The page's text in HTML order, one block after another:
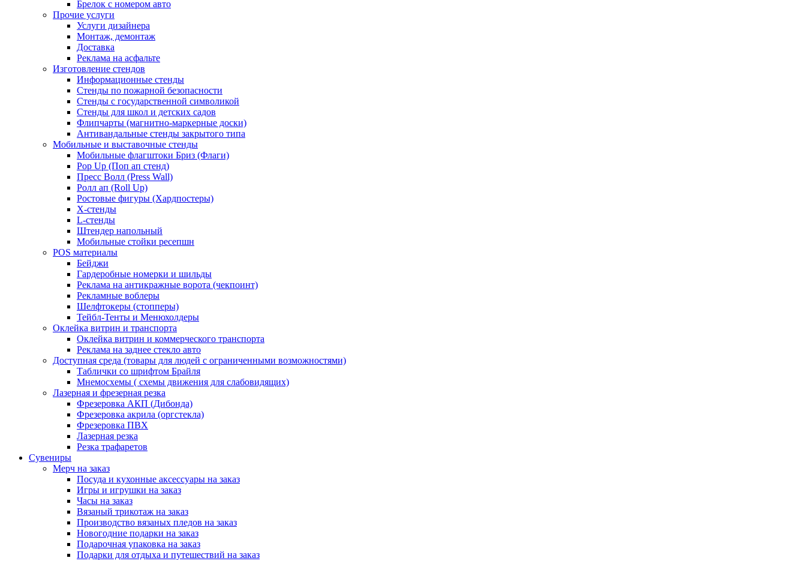
Брелок с номером авто
Прочие услуги
Услуги дизайнера
Монтаж, демонтаж
Доставка
Реклама на асфальте
Изготовление стендов
Информационные стенды
Стенды по пожарной безопасности
Стенды с государственной символикой
Стенды для школ и детских садов
Флипчарты (магнитно-маркерные доски)
Антивандальные стенды закрытого типа
Мобильные и выставочные стенды
Мобильные флагштоки Бриз (Флаги)
Pop Up (Поп ап стенд)
Пресс Волл (Press Wall)
Ролл ап (Roll Up)
Ростовые фигуры (Хардпостеры)
X-стенды
L-стенды
Штендер напольный
Мобильные стойки ресепшн
POS материалы
Бейджи
Гардеробные номерки и шильды
Реклама на антикражные ворота (чекпоинт)
Рекламные воблеры
Шелфтокеры (стопперы)
Тейбл-Тенты и Менюхолдеры
Оклейка витрин и транспорта
Оклейка витрин и коммерческого транспорта
Реклама на заднее стекло авто
Доступная среда (товары для людей с ограниченными возможностями)
Таблички со шрифтом Брайля
Мнемосхемы ( схемы движения для слабовидящих)
Лазерная и фрезерная резка
Фрезеровка АКП (Дибонда)
Фрезеровка акрила (оргстекла)
Фрезеровка ПВХ
Лазерная резка
Резка трафаретов
Сувениры
Мерч на заказ
Посуда и кухонные аксессуары на заказ
Игры и игрушки на заказ
Часы на заказ
Вязаный трикотаж на заказ
Производство вязаных пледов на заказ
Новогодние подарки на заказ
Подарочная упаковка на заказ
Подарки для отдыха и путешествий на заказ